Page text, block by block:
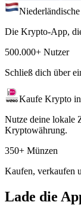
Die Krypto-App,
500.000+ Nutzer
Schließ dich über
Kaufe Krypto
Nutze deine lokale
Kryptowährung.
350+ Münzen
Kaufen, verkaufen
Lade die